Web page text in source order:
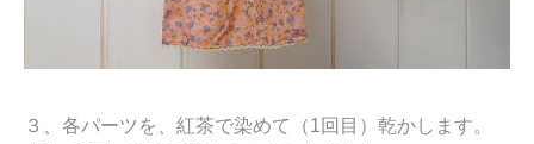
３、各パーツを、紅茶で染めて（1回目）乾かします。